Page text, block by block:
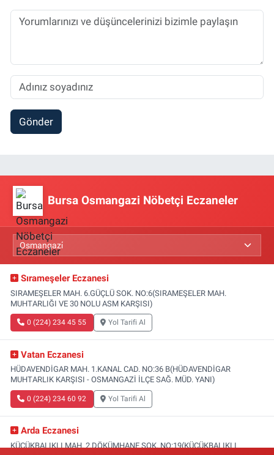
Gönder
Bursa Osmangazi Nöbetçi Eczaneler
Sırameşeler Eczanesi
SIRAMEŞELER MAH. 6.GÜÇLÜ SOK. NO:6(SIRAMEŞELER MAH.
MUHTARLIĞI VE 30 NOLU ASM KARŞISI)
0 (224) 234 45 55 Yol Tarifi Al
Vatan Eczanesi
HÜDAVENDİGAR MAH. 1.KANAL CAD. NO:36 B(HÜDAVENDİGAR
MUHTARLIK KARŞISI - OSMANGAZİ İLÇE SAĞ. MÜD. YANI)
0 (224) 234 60 92 Yol Tarifi Al
Arda Eczanesi
KÜÇÜKBALIKLI MAH. 2.DÖKÜMHANE SOK. NO:19(KÜÇÜKBALIKLI